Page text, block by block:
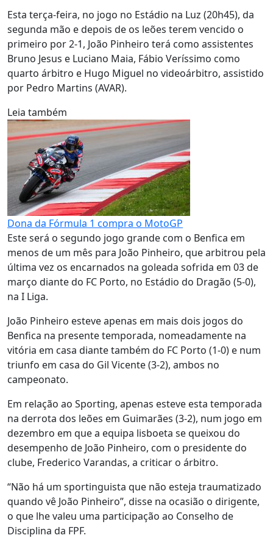
Esta terça-feira, no jogo no Estádio na Luz (20h45), da
segunda mão e depois de os leões terem vencido o
primeiro por 2-1, João Pinheiro terá como assistentes
Bruno Jesus e Luciano Maia, Fábio Veríssimo como
quarto árbitro e Hugo Miguel no videoárbitro, assistido
por Pedro Martins (AVAR).
Leia também
Dona da Fórmula 1 compra o MotoGP
Este será o segundo jogo grande com o Benfica em
menos de um mês para João Pinheiro, que arbitrou pela
última vez os encarnados na goleada sofrida em 03 de
março diante do FC Porto, no Estádio do Dragão (5-0),
na I Liga.
João Pinheiro esteve apenas em mais dois jogos do
Benfica na presente temporada, nomeadamente na
vitória em casa diante também do FC Porto (1-0) e num
triunfo em casa do Gil Vicente (3-2), ambos no
campeonato.
Em relação ao Sporting, apenas esteve esta temporada
na derrota dos leões em Guimarães (3-2), num jogo em
dezembro em que a equipa lisboeta se queixou do
desempenho de João Pinheiro, com o presidente do
clube, Frederico Varandas, a criticar o árbitro.
“Não há um sportinguista que não esteja traumatizado
quando vê João Pinheiro”, disse na ocasião o dirigente,
o que lhe valeu uma participação ao Conselho de
Disciplina da FPF.